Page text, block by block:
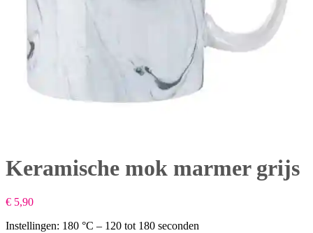
Keramische mok marmer grijs
€ 5,90
Instellingen: 180 °C – 120 tot 180 seconden